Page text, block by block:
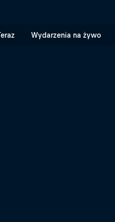
Wydarzenia na żywo
2025 |